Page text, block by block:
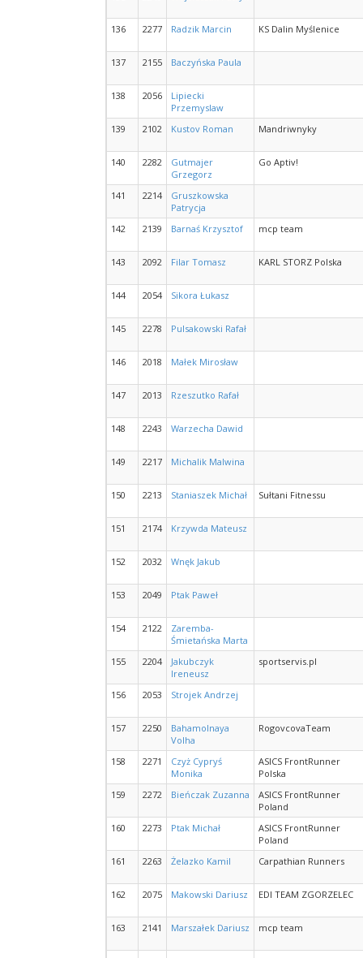
136 2277 Radzik Marcin KS Dalin Myślenice
137 2155 Baczyńska Paula
138 2056
Lipiecki
Przemyslaw
139
2102 Kustov Roman Mandriwnyky
140 2282
Gutmajer
Grzegorz
Go Aptiv!
141 2214
Gruszkowska
Patrycja
142
2139 Barnaś Krzysztof mcp team
143 2092 Filar Tomasz KARL STORZ Polska
144 2054 Sikora Łukasz
145 2278 Pulsakowski Rafał
146 2018 Małek Mirosław
147 2013 Rzeszutko Rafał
148 2243 Warzecha Dawid
149 2217 Michalik Malwina
150 2213 Staniaszek Michał Sułtani Fitnessu
151 2174 Krzywda Mateusz
152 2032 Wnęk Jakub
153 2049 Ptak Paweł
154 2122
Zaremba-
Śmietańska Marta
155
2204
Jakubczyk
Ireneusz
sportservis.pl
156 2053 Strojek Andrzej
157 2250
Bahamolnaya
Volha
RogovcovaTeam
158 2271
Czyż Cypryś
Monika
ASICS FrontRunner
Polska
159
2272 Bieńczak Zuzanna
ASICS FrontRunner
Poland
160
2273 Ptak Michał
ASICS FrontRunner
Poland
161
2263 Żelazko Kamil Carpathian Runners
162 2075 Makowski Dariusz EDI TEAM ZGORZELEC
163 2141 Marszałek Dariusz mcp team